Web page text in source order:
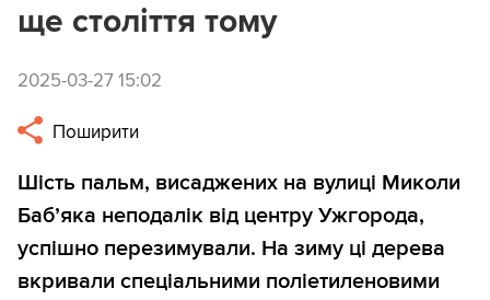
ще століття тому
2025-03-27 15:02
Поширити
Шість пальм, висаджених на вулиці Миколи
Баб’яка неподалік від центру Ужгорода,
успішно перезимували. На зиму ці дерева
вкривали спеціальними поліетиленовими